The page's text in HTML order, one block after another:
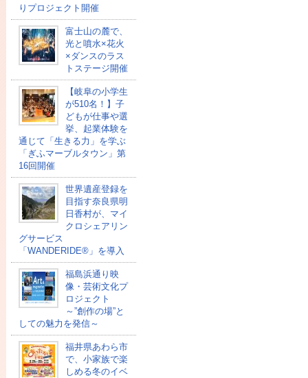
りプロジェクト開催
富士山の麓で、
光と噴水×花火
×ダンスのラス
トステージ開催
【岐阜の小学生
が510名！】子
どもが仕事や選
挙、起業体験を
通じて「生きる力」を学ぶ
「ぎふマーブルタウン」第
16回開催
世界遺産登録を
目指す奈良県明
日香村が、マイ
クロシェアリン
グサービス
「WANDERIDE®」を導入
福島浜通り映
像・芸術文化プ
ロジェクト
～”創作の場”と
しての魅力を発信～
福井県あわら市
で、小家族で楽
しめる冬のイベ